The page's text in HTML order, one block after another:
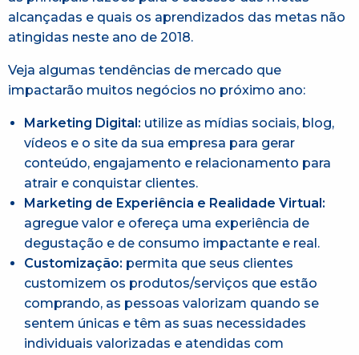
alcançadas e quais os aprendizados das metas não
atingidas neste ano de 2018.
Veja algumas tendências de mercado que
impactarão muitos negócios no próximo ano:
Marketing Digital: utilize as mídias sociais, blog,
vídeos e o site da sua empresa para gerar
conteúdo, engajamento e relacionamento para
atrair e conquistar clientes.
Marketing de Experiência e Realidade Virtual:
agregue valor e ofereça uma experiência de
degustação e de consumo impactante e real.
Customização: permita que seus clientes
customizem os produtos/serviços que estão
comprando, as pessoas valorizam quando se
sentem únicas e têm as suas necessidades
individuais valorizadas e atendidas com